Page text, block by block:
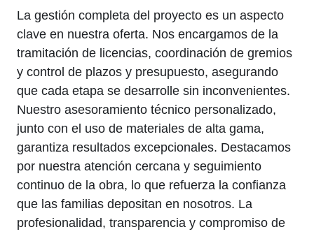
La gestión completa del proyecto es un aspecto
clave en nuestra oferta. Nos encargamos de la
tramitación de licencias, coordinación de gremios
y control de plazos y presupuesto, asegurando
que cada etapa se desarrolle sin inconvenientes.
Nuestro asesoramiento técnico personalizado,
junto con el uso de materiales de alta gama,
garantiza resultados excepcionales. Destacamos
por nuestra atención cercana y seguimiento
continuo de la obra, lo que refuerza la confianza
que las familias depositan en nosotros. La
profesionalidad, transparencia y compromiso de